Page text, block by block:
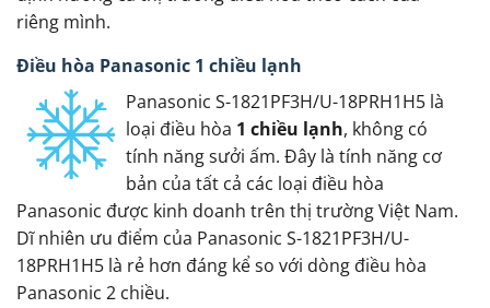
riêng mình.
Điều hòa Panasonic 1 chiều lạnh
Panasonic S-1821PF3H/U-18PRH1H5 là
loại điều hòa 1 chiều lạnh, không có
tính năng sưởi ấm. Đây là tính năng cơ
bản của tất cả các loại điều hòa
Panasonic được kinh doanh trên thị trường Việt Nam.
Dĩ nhiên ưu điểm của Panasonic S-1821PF3H/U-
18PRH1H5 là rẻ hơn đáng kể so với dòng điều hòa
Panasonic 2 chiều.